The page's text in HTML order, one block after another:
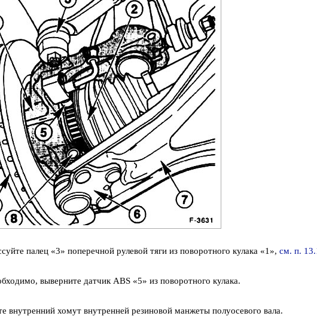
палец «3» поперечной рулевой тяги из поворотного кулака «1», см. п.
выверните датчик ABS «5» из поворотного кулака.
внутренний хомут внутренней резиновой манжеты полуосевого вала.